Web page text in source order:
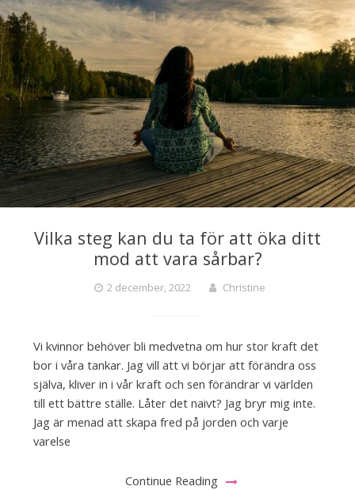
Vilka steg kan du ta för att öka ditt
mod att vara sårbar?
2 december, 2022 Christine
Vi kvinnor behöver bli medvetna om hur stor kraft det
bor i våra tankar. Jag vill att vi börjar att förändra oss
själva, kliver in i vår kraft och sen förändrar vi världen
till ett bättre ställe. Låter det naivt? Jag bryr mig inte.
Jag är menad att skapa fred på jorden och varje
varelse
Continue Reading